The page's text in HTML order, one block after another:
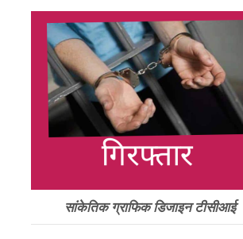
सांकेतिक ग्राफिक डिजाइन टीसीआई